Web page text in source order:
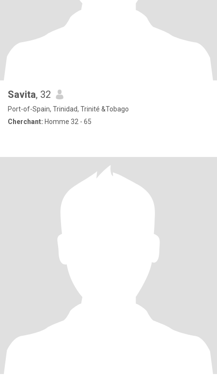
Savita, 32
Port-of-Spain, Trinidad, Trinité &Tobago
Cherchant: Homme 32 - 65